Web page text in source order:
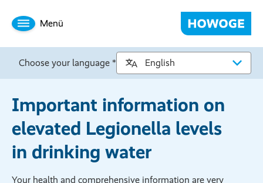
Menü
Choose your language *
Important information on
elevated Legionella levels
in drinking water
Your health and comprehensive information are very